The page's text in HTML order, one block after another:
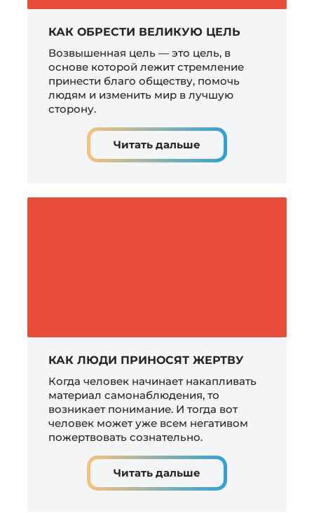
КАК ОБРЕСТИ ВЕЛИКУЮ ЦЕЛЬ
Возвышенная цель — это цель, в
основе которой лежит стремление
принести благо обществу, помочь
людям и изменить мир в лучшую
сторону.
Читать дальше
КАК ЛЮДИ ПРИНОСЯТ ЖЕРТВУ
Когда человек начинает накапливать
материал самонаблюдения, то
возникает понимание. И тогда вот
человек может уже всем негативом
пожертвовать сознательно.
Читать дальше